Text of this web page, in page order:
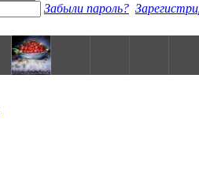
Забыли пароль?